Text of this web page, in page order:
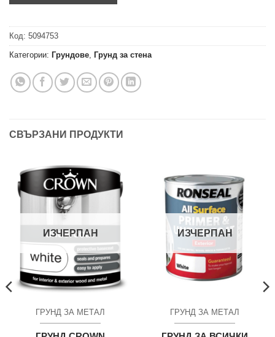
Код: 5094753
Категории: Грундове, Грунд за стена
СВЪРЗАНИ ПРОДУКТИ
ИЗЧЕРПАН
ГРУНД ЗА МЕТАЛ
ИЗЧЕРПАН
ГРУНД ЗА МЕТАЛ